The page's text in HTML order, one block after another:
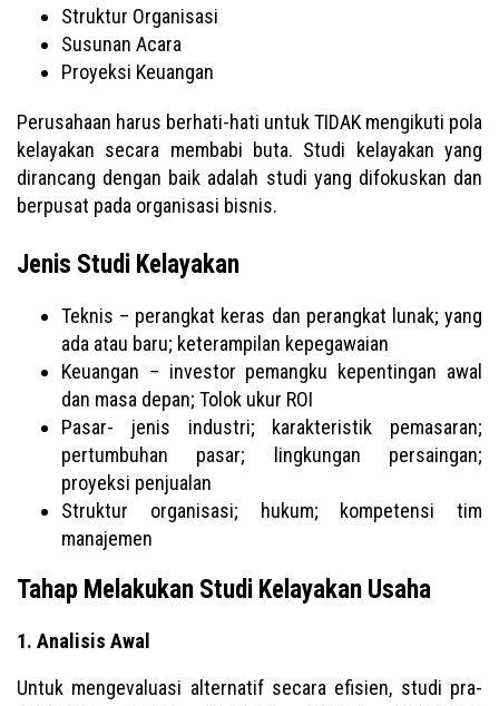
Struktur Organisasi
Susunan Acara
Proyeksi Keuangan
Perusahaan harus berhati-hati untuk TIDAK mengikuti pola
kelayakan secara membabi buta. Studi kelayakan yang
dirancang dengan baik adalah studi yang difokuskan dan
berpusat pada organisasi bisnis.
Jenis Studi Kelayakan
Teknis – perangkat keras dan perangkat lunak; yang
ada atau baru; keterampilan kepegawaian
Keuangan – investor pemangku kepentingan awal
dan masa depan; Tolok ukur ROI
Pasar- jenis industri; karakteristik pemasaran;
pertumbuhan pasar; lingkungan persaingan;
proyeksi penjualan
Struktur organisasi; hukum; kompetensi tim
manajemen
Tahap Melakukan Studi Kelayakan Usaha
1. Analisis Awal
Untuk mengevaluasi alternatif secara efisien, studi pra-